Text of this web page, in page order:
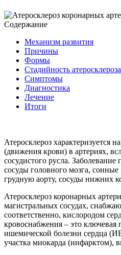
Содержание
Механизм развития
Причины
Формы
Стадийность
Симптомы
Диагностика
Лечение
Итоги
Атеросклероз характеризуется
(движения крови) в артериях,
сосудистого русла.
сосуды головного мозга,
грудную аорту, сосуды нижних
Атеросклероз коронарных
магистральных сосудах,
соответственно, кислородом
кровоснабжения – это ключевая
ишемической болезни сердца
участка миокарда (инфарктом),